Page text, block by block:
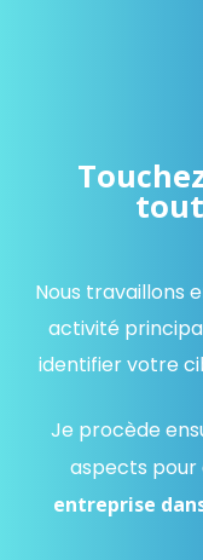
Nous travaillons
activité
identifier votre
Je procède
aspects pour
entreprise